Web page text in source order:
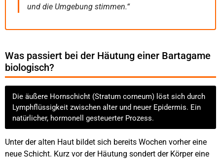
und die Umgebung stimmen.“
Was passiert bei der Häutung einer Bartagame
biologisch?
Die äußere Hornschicht (Stratum corneum) löst sich durch
Lymphflüssigkeit zwischen alter und neuer Epidermis. Ein
natürlicher, hormonell gesteuerter Prozess.
Unter der alten Haut bildet sich bereits Wochen vorher eine
neue Schicht. Kurz vor der Häutung sondert der Körper eine